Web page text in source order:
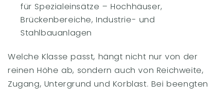
für Spezialeinsätze – Hochhäuser,
Brückenbereiche, Industrie- und
Stahlbauanlagen
Welche Klasse passt, hängt nicht nur von der
reinen Höhe ab, sondern auch von Reichweite,
Zugang, Untergrund und Korblast. Bei beengten